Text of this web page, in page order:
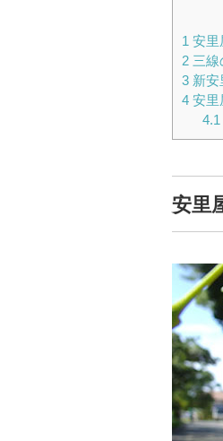
1 安里
2 三線
3 新安
4 安里
4.1
安里